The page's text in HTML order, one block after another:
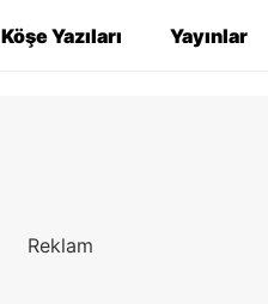
Köşe Yazıları Yayınlar